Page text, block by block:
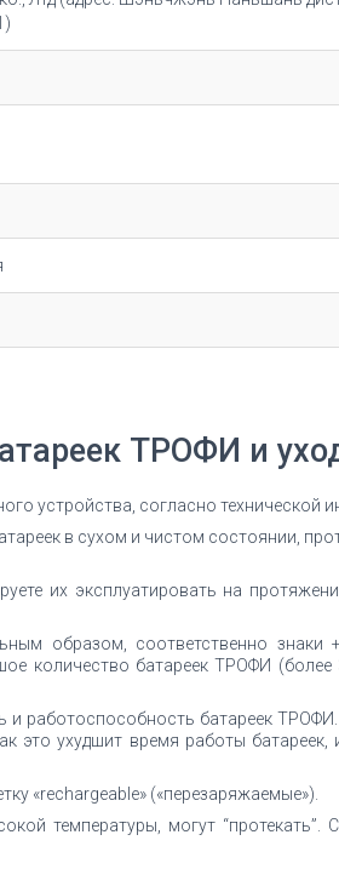
ТРОФИ и
устройства, согласно технической
в сухом и чистом состоянии,
их эксплуатировать на
образом, соответственно
количество батареек ТРОФИ
работоспособность батареек
это ухудшит время работы батареек,
«rechargeable» («перезаряжаемые»).
температуры, могут